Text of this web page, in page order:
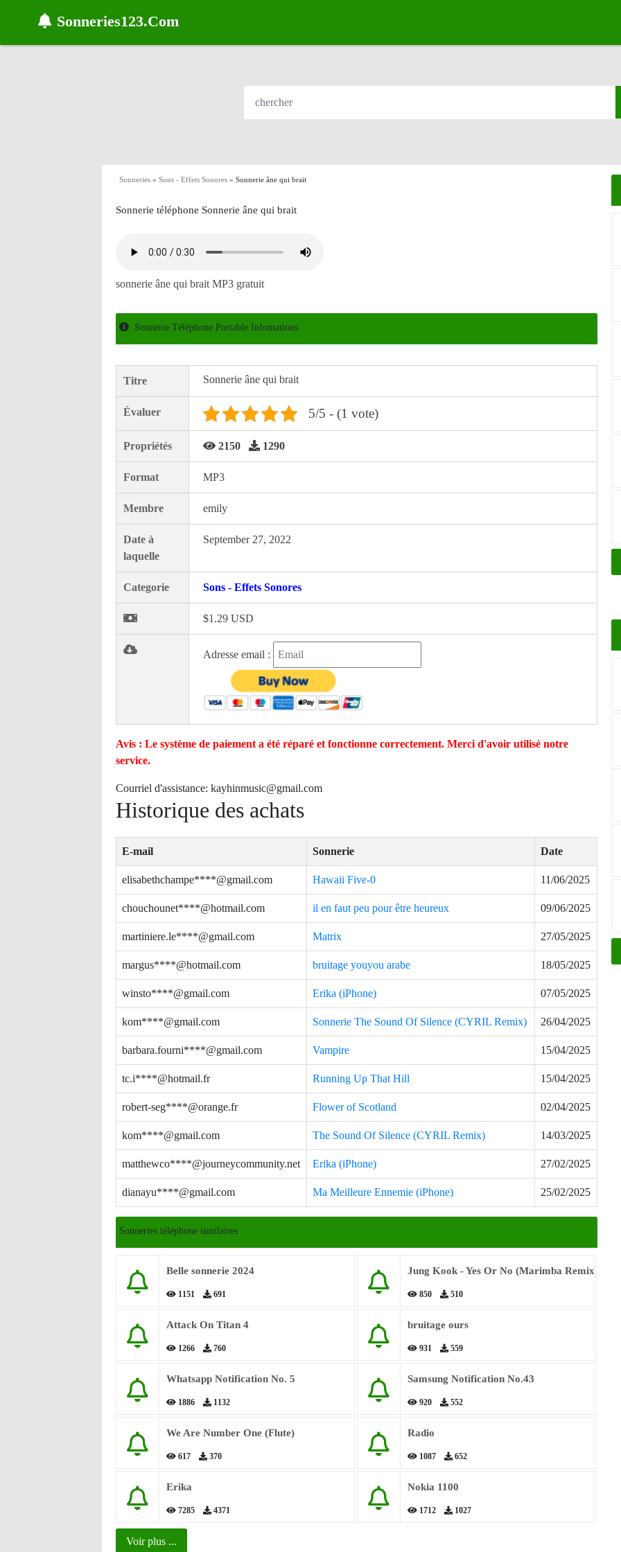
Sonneries123.Com
Sonneries » Sons - Effets Sonores » Sonnerie âne qui brait
Sonnerie téléphone Sonnerie âne qui brait
sonnerie âne qui brait MP3 gratuit
Sonnerie Téléphone Portable Infomations
Titre Sonnerie âne qui brait
Évaluer 5/5 - (1 vote)
Propriétés 2150 1290
Format MP3
Membre emily
Date à
laquelle
September 27, 2022
Categorie Sons - Effets Sonores
$1.29 USD
Adresse email :
Avis : Le système de paiement a été réparé et fonctionne correctement. Merci d'avoir utilisé notre
service.
Courriel d'assistance: kayhinmusic@gmail.com
Historique des achats
E-mail Sonnerie Date
elisabethchampe****@gmail.com Hawaii Five-0 11/06/2025
chouchounet****@hotmail.com il en faut peu pour être heureux 09/06/2025
martiniere.le****@gmail.com Matrix 27/05/2025
margus****@hotmail.com bruitage youyou arabe 18/05/2025
winsto****@gmail.com Erika (iPhone) 07/05/2025
kom****@gmail.com Sonnerie The Sound Of Silence (CYRIL Remix) 26/04/2025
barbara.fourni****@gmail.com Vampire 15/04/2025
tc.i****@hotmail.fr Running Up That Hill 15/04/2025
robert-seg****@orange.fr Flower of Scotland 02/04/2025
kom****@gmail.com The Sound Of Silence (CYRIL Remix) 14/03/2025
matthewco****@journeycommunity.net Erika (iPhone) 27/02/2025
dianayu****@gmail.com Ma Meilleure Ennemie (iPhone) 25/02/2025
Sonneries téléphone similaires
Belle sonnerie 2024
1151 691
Jung Kook - Yes Or No (Marimba Remix)
850 510
Attack On Titan 4
1266 760
bruitage ours
931 559
Whatsapp Notification No. 5
1886 1132
Samsung Notification No.43
920 552
We Are Number One (Flute)
617 370
Radio
1087 652
Erika
7285 4371
Nokia 1100
1712 1027
Voir plus ...